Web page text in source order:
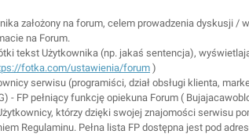
założony na forum, celem prowadzenia dyskusji /
na Forum.
tekst Użytkownika (np. jakaś sentencja),
fotka.com/ustawienia/forum)
serwisu (programiści, dział obsługi klienta,
- FP pełniący funkcję opiekuna Forum (
którzy dzięki swojej znajomości serwisu
Regulaminu. Pełna lista FP dostępna jest pod